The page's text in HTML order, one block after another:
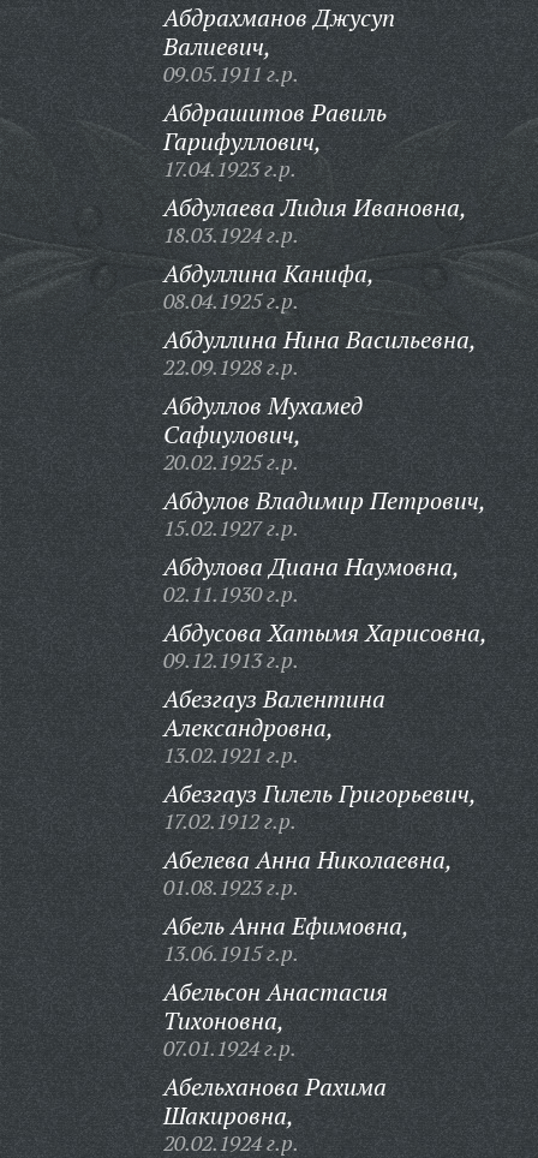
Абдрахманов Джусуп
Валиевич,
09.05.1911 г.р.
Абдрашитов Равиль
Гарифуллович,
17.04.1923 г.р.
Абдулаева Лидия Ивановна,
18.03.1924 г.р.
Абдуллина Канифа,
08.04.1925 г.р.
Абдуллина Нина Васильевна,
22.09.1928 г.р.
Абдуллов Мухамед
Сафиулович,
20.02.1925 г.р.
Абдулов Владимир Петрович,
15.02.1927 г.р.
Абдулова Диана Наумовна,
02.11.1930 г.р.
Абдусова Хатымя Харисовна,
09.12.1913 г.р.
Абезгауз Валентина
Александровна,
13.02.1921 г.р.
Абезгауз Гилель Григорьевич,
17.02.1912 г.р.
Абелева Анна Николаевна,
01.08.1923 г.р.
Абель Анна Ефимовна,
13.06.1915 г.р.
Абельсон Анастасия
Тихоновна,
07.01.1924 г.р.
Абельханова Рахима
Шакировна,
20.02.1924 г.р.